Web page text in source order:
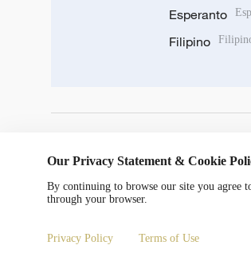
Esperanto
Filipino
Copyright © 2024 CGTN. 京ICP备
Our Privacy Statement & Cookie
By continuing to browse our site you agree
through your browser.
Privacy Policy Terms of Use